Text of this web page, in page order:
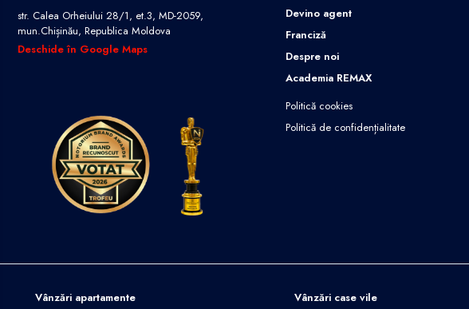
str. Calea Orheiului 28/1, et.3, MD-2059,
mun.Chișinău, Republica Moldova
Deschide în Google Maps
Devino agent
Franciză
Despre noi
Academia REMAX
Politică cookies
Politică de confidențialitate
Vânzări apartamente Vânzări case vile